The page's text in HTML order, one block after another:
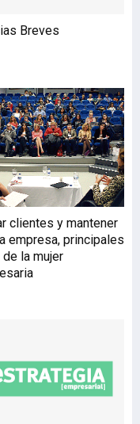
tiene en Getxo,
de gestión
Breves
clientes y mantener
empresa, principales
la mujer